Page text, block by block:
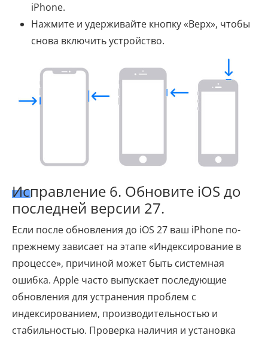
iPhone.
Нажмите и удерживайте кнопку «Верх», чтобы
снова включить устройство.
Исправление 6. Обновите iOS до
последней версии 27.
Если после обновления до iOS 27 ваш iPhone по-
прежнему зависает на этапе «Индексирование в
процессе», причиной может быть системная
ошибка. Apple часто выпускает последующие
обновления для устранения проблем с
индексированием, производительностью и
стабильностью. Проверка наличия и установка